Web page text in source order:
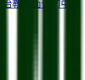
治教师 面议
初中化